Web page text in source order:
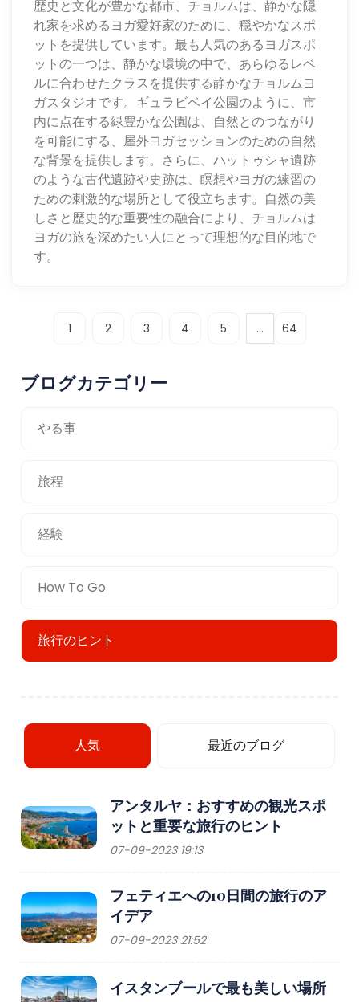
歴史と文化が豊かな都市、チョルムは、静かな隠
れ家を求めるヨガ愛好家のために、穏やかなスポ
ットを提供しています。最も人気のあるヨガスポ
ットの一つは、静かな環境の中で、あらゆるレベ
ルに合わせたクラスを提供する静かなチョルムヨ
ガスタジオです。ギュラビベイ公園のように、市
内に点在する緑豊かな公園は、自然とのつながり
を可能にする、屋外ヨガセッションのための自然
な背景を提供します。さらに、ハットゥシャ遺跡
のような古代遺跡や史跡は、瞑想やヨガの練習の
ための刺激的な場所として役立ちます。自然の美
しさと歴史的な重要性の融合により、チョルムは
ヨガの旅を深めたい人にとって理想的な目的地で
す。
1 2 3 4 5 ... 64
ブログカテゴリー
やる事
旅程
経験
How To Go
旅行のヒント
人気 最近のブログ
アンタルヤ：おすすめの観光スポ
ットと重要な旅行のヒント
07-09-2023 19:13
フェティエへの10日間の旅行のア
イデア
07-09-2023 21:52
イスタンブールで最も美しい場所